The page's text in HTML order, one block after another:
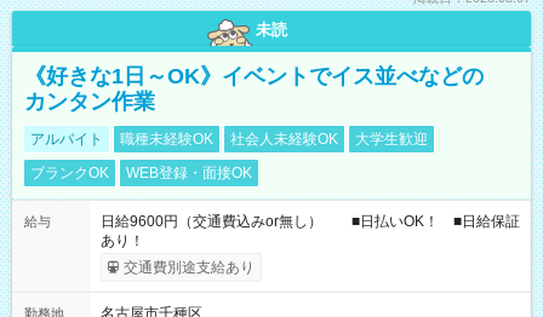
未読
《好きな1日～OK》イベントでイス並べなどの
カンタン作業
アルバイト 職種未経験OK 社会人未経験OK
大学生歓迎
ブランクOK
WEB登録・面接OK
給与
日給9600円（交通費込みor無し） ■日払いOK！ ■日給保証
あり！
交通費別途支給あり
勤務地
名古屋市千種区